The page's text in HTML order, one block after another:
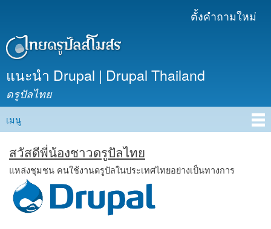
เนื้อหา
ตั้งคำถามใหม่
แนะนำ Drupal | Drupal Thailand
ดรูปัลไทย
Main menu
เมนู
สวัสดีพี่น้องชาวดรูปัลไทย
แหล่งชุมชน คนใช้งานดรูปัลในประเทศไทยอย่างเป็นทางการ